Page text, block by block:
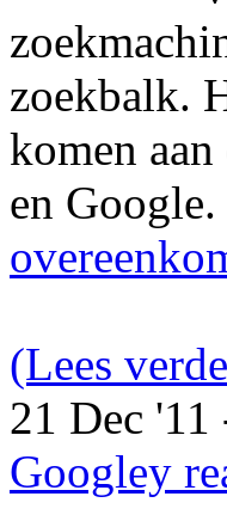
zoekbalk.
komen
en
(Lees
21 Dec '11
Googley